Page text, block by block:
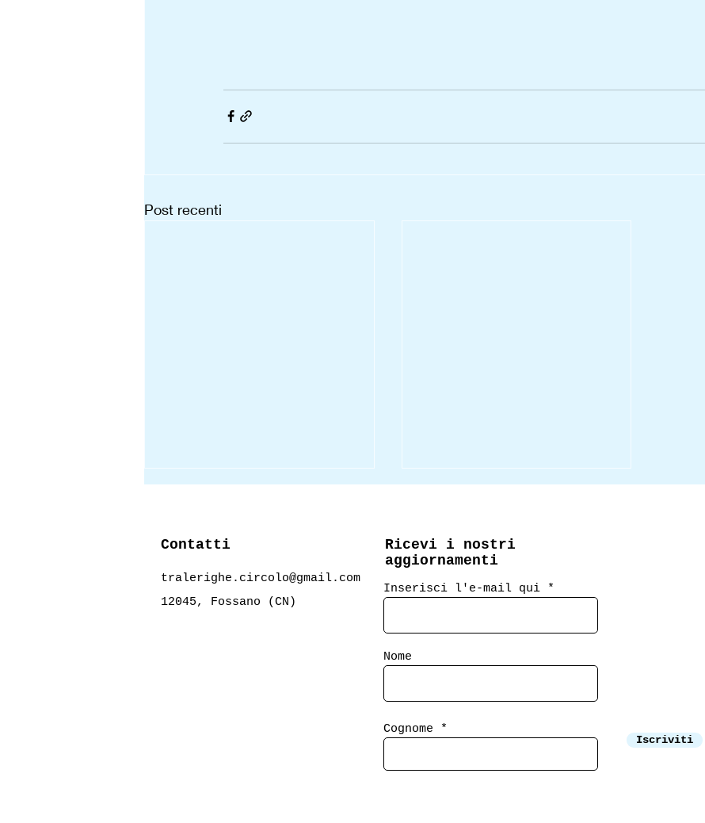
Post recenti
Tradurre (e leggere) un
Parliamone insieme, con
Contatti
tralerighe.circolo@gmail.com
12045, Fossano (CN)
Ricevi i nostri
aggiornamenti
Inserisci l'e-mail qui
Nome
Cognome
Iscriviti